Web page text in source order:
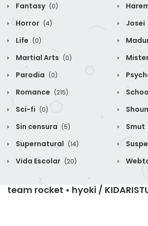
Fantasy (0)
Horror (4) Josei
Life (0)
Martial Arts (0)
Parodia (0)
Romance (215)
Sci-fi (0)
Sin censura (5) Smut
Supernatural (14)
Vida Escolar (20)
team rocket • hyoki /